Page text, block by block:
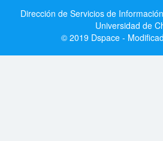
Dirección de Servicios de
Universidad de
© 2019 Dspace -